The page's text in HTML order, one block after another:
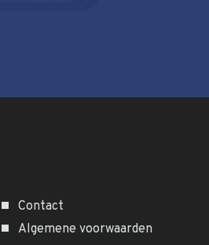
Contact
Algemene voorwaarden